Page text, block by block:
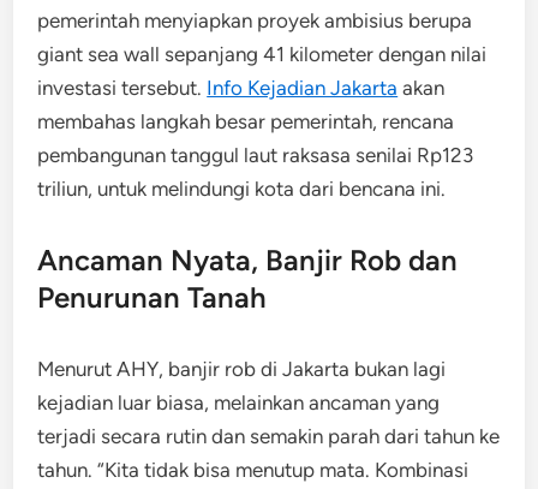
pemerintah menyiapkan proyek ambisius berupa
giant sea wall sepanjang 41 kilometer dengan nilai
investasi tersebut. Info Kejadian Jakarta akan
membahas langkah besar pemerintah, rencana
pembangunan tanggul laut raksasa senilai Rp123
triliun, untuk melindungi kota dari bencana ini.
Ancaman Nyata, Banjir Rob dan
Penurunan Tanah
Menurut AHY, banjir rob di Jakarta bukan lagi
kejadian luar biasa, melainkan ancaman yang
terjadi secara rutin dan semakin parah dari tahun ke
tahun. “Kita tidak bisa menutup mata. Kombinasi